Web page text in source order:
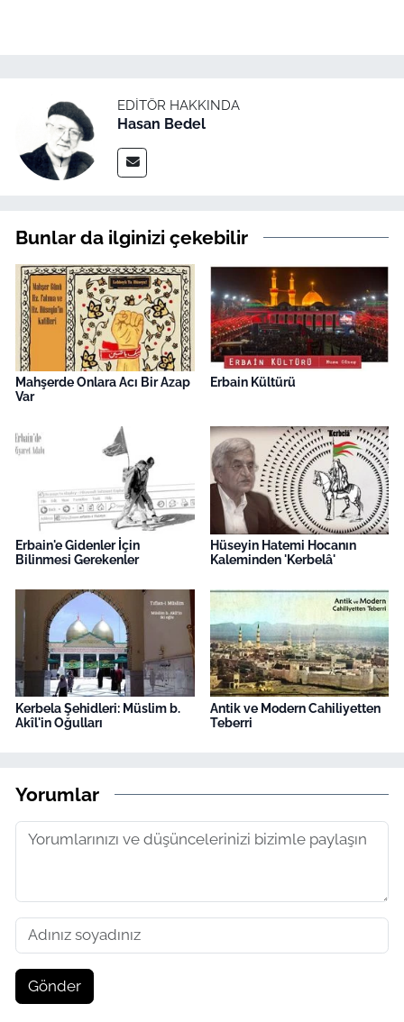
EDITÖR HAKKINDA
Hasan Bedel
Bunlar da ilginizi çekebilir
Mahşerde Onlara Acı Bir Azap
Var
Erbain Kültürü
Erbain'e Gidenler İçin
Bilinmesi Gerekenler
Hüseyin Hatemi Hocanın
Kaleminden 'Kerbelâ'
Kerbela Şehidleri: Müslim b.
Akîl'in Oğulları
Antik ve Modern Cahiliyetten
Teberri
Yorumlar
Gönder